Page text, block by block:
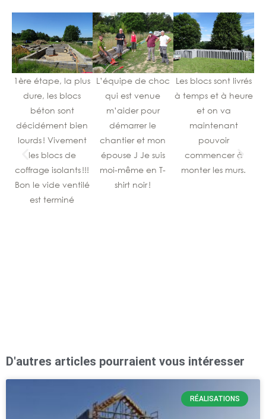
1ère étape, la plus
dure, les blocs
béton sont
décidément bien
lourds ! Vivement
les blocs de
coffrage isolants !!!
Bon le vide ventilé
est terminé
L’équipe de choc
qui est venue
m’aider pour
démarrer le
chantier et mon
épouse J Je suis
moi-même en T-
shirt noir !
Les blocs sont livrés
à temps et à heure
et on va
maintenant
pouvoir
commencer à
monter les murs.
D'autres articles pourraient vous intéresser
RÉALISATIONS